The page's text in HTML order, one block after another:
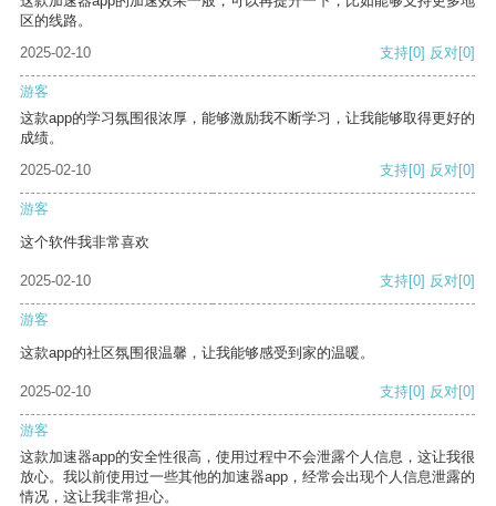
区的线路。
2025-02-10
支持[0] 反对[0]
游客
这款app的学习氛围很浓厚，能够激励我不断学习，让我能够取得更好的
成绩。
2025-02-10
支持[0] 反对[0]
游客
这个软件我非常喜欢
2025-02-10 支持[0] 反对[0]
游客
这款app的社区氛围很温馨，让我能够感受到家的温暖。
2025-02-10 支持[0] 反对[0]
游客
这款加速器app的安全性很高，使用过程中不会泄露个人信息，这让我很
放心。我以前使用过一些其他的加速器app，经常会出现个人信息泄露的
情况，这让我非常担心。